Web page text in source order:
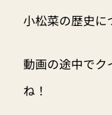
小松菜の歴史に
動画の途中でク
ね！